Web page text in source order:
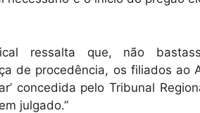
ressalta que, não
de procedência, os filiados ao
concedida pelo Tribunal
julgado.”